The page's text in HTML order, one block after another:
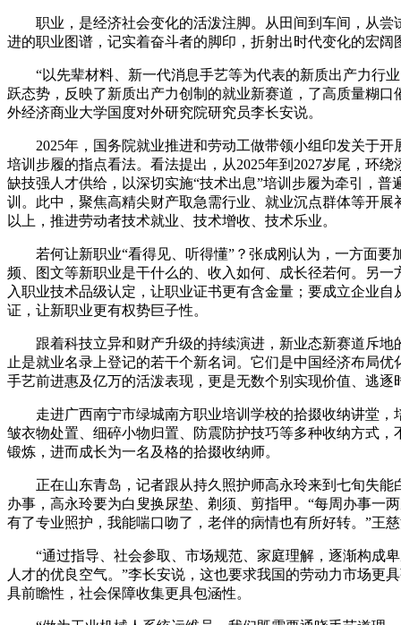
职业，是经济社会变化的活泼注脚。从田间到车间，从尝
进的职业图谱，记实着奋斗者的脚印，折射出时代变化的宏阔
“以先辈材料、新一代消息手艺等为代表的新质出产力行业
跃态势，反映了新质出产力创制的就业新赛道，了高质量糊口
外经济商业大学国度对外研究院研究员李长安说。
2025年，国务院就业推进和劳动工做带领小组印发关于开
培训步履的指点看法。看法提出，从2025年到2027岁尾，环
缺技强人才供给，以深切实施“技术出息”培训步履为牵引，普
训。此中，聚焦高精尖财产取急需行业、就业沉点群体等开展
以上，推进劳动者技术就业、技术增收、技术乐业。
若何让新职业“看得见、听得懂”？张成刚认为，一方面要
频、图文等新职业是干什么的、收入如何、成长径若何。另一
入职业技术品级认定，让职业证书更有含金量；要成立企业自
证，让新职业更有权势巨子性。
跟着科技立异和财产升级的持续演进，新业态新赛道斥地
止是就业名录上登记的若干个新名词。它们是中国经济布局优
手艺前进惠及亿万的活泼表现，更是无数个别实现价值、逃逐
走进广西南宁市绿城南方职业培训学校的拾掇收纳讲堂，
皱衣物处置、细碎小物归置、防震防护技巧等多种收纳方式，
锻炼，进而成长为一名及格的拾掇收纳师。
正在山东青岛，记者跟从持久照护师高永玲来到七旬失能
办事，高永玲要为白叟换尿垫、剃须、剪指甲。“每周办事一
有了专业照护，我能喘口吻了，老伴的病情也有所好转。”王
“通过指导、社会参取、市场规范、家庭理解，逐渐构成卑
人才的优良空气。”李长安说，这也要求我国的劳动力市场更
具前瞻性，社会保障收集更具包涵性。